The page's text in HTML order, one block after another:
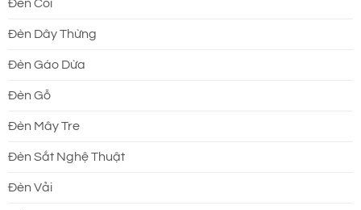
Đèn Cói
Đèn Dây Thừng
Đèn Gáo Dừa
Đèn Gỗ
Đèn Mây Tre
Đèn Sắt Nghệ Thuật
Đèn Vải